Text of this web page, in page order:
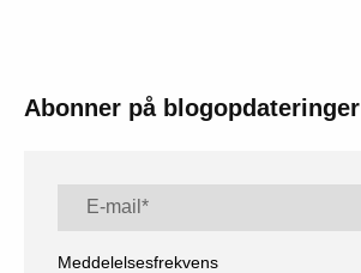
Abonner på blogopdateringer
Meddelelsesfrekvens